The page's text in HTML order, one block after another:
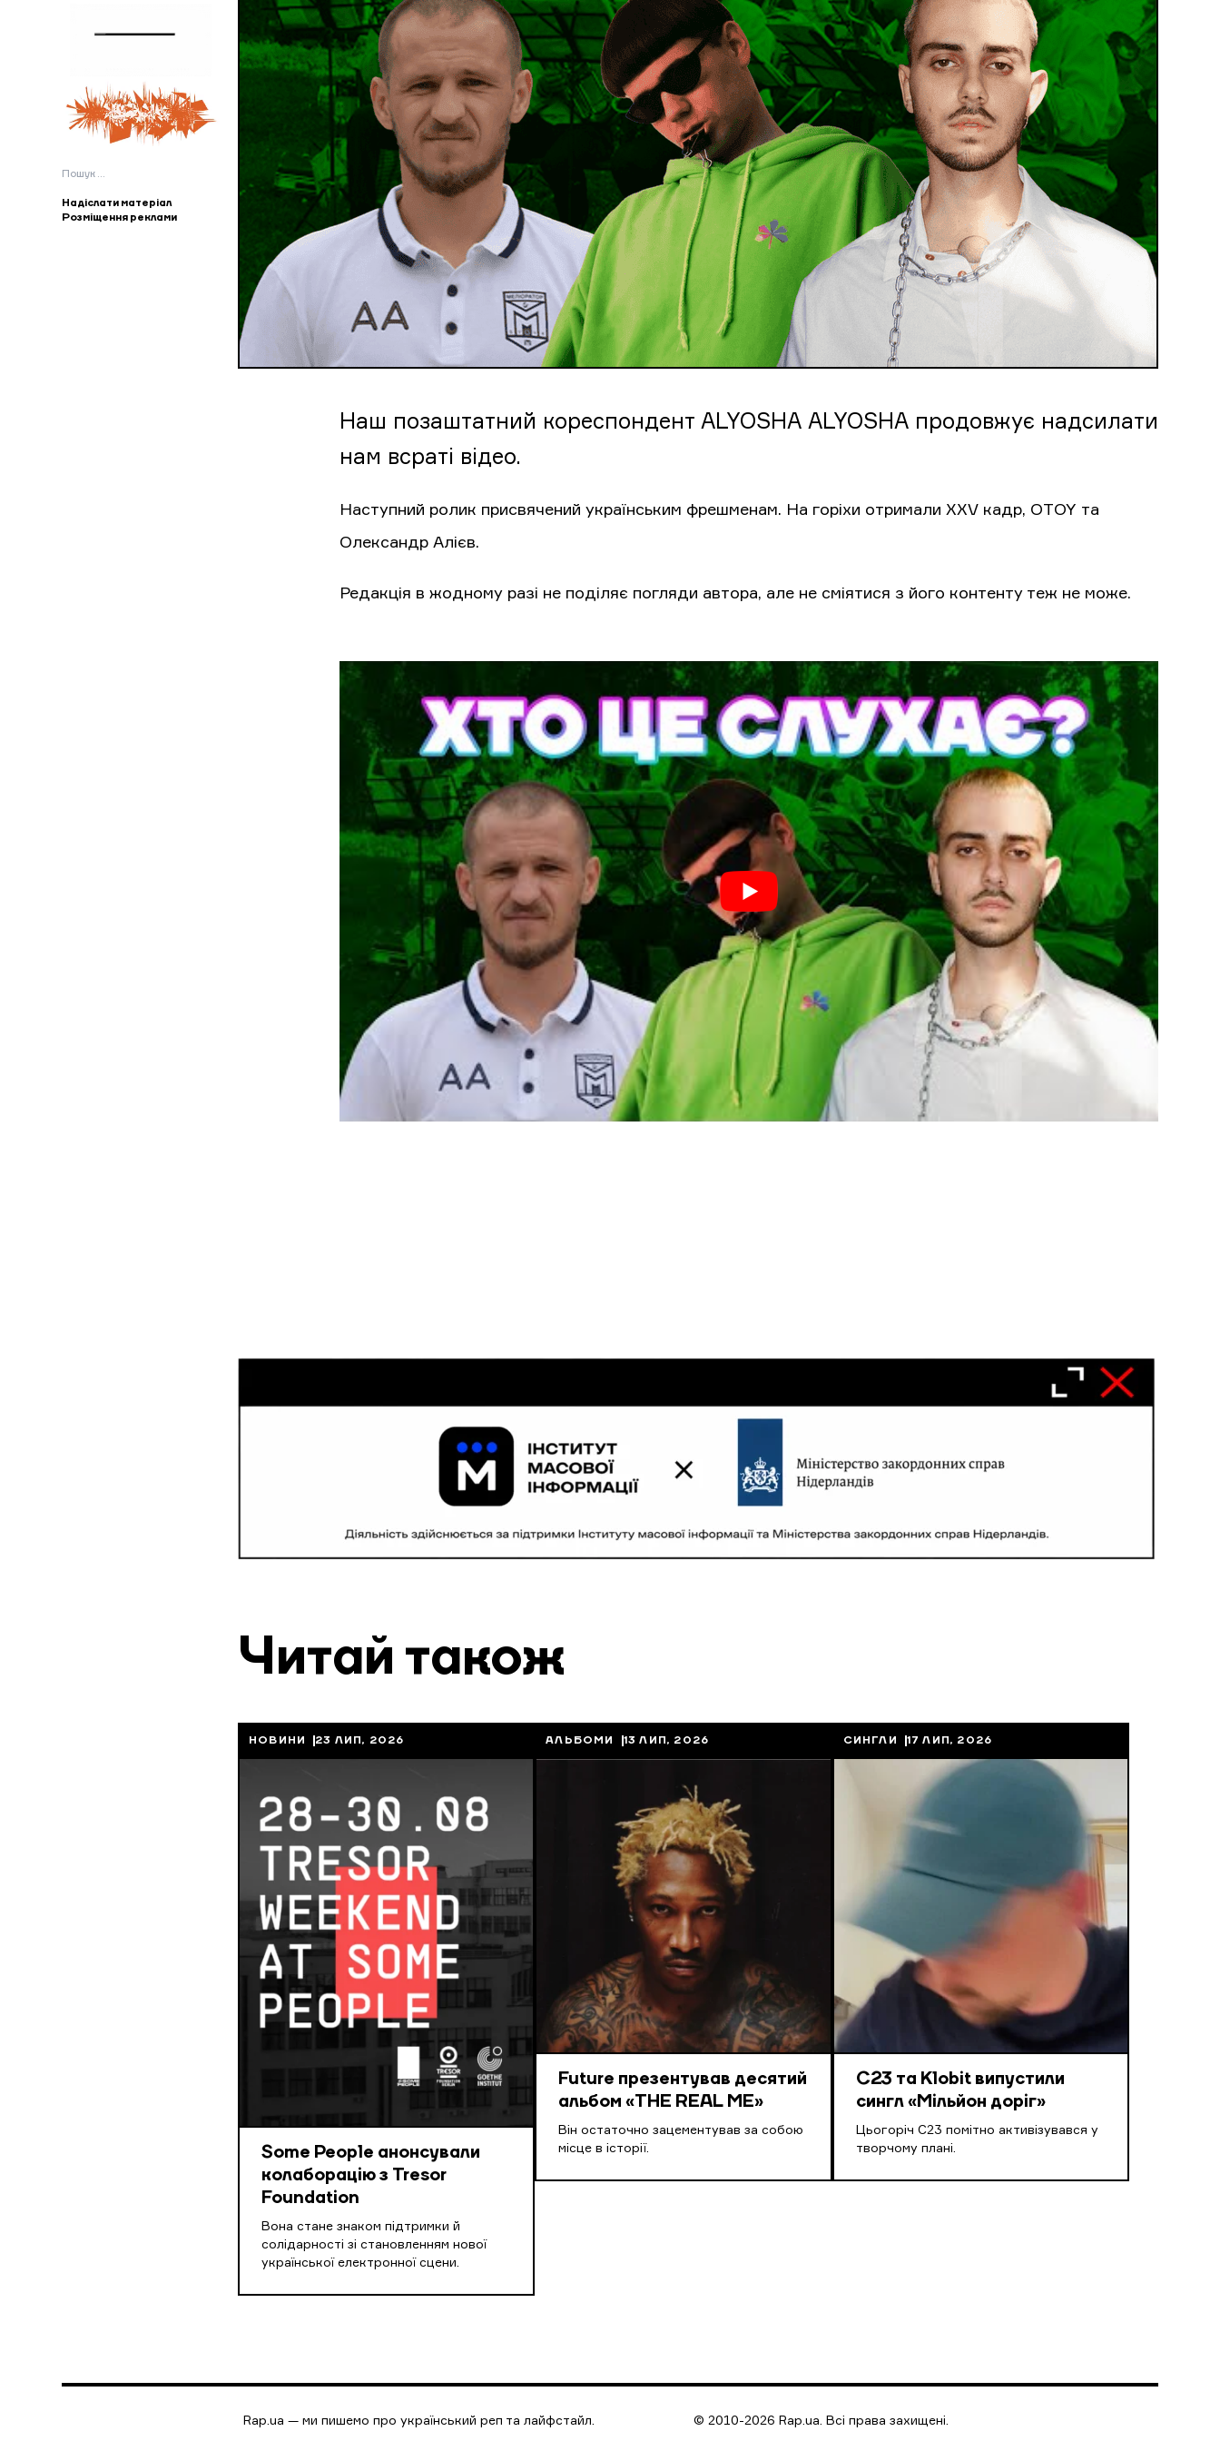
Пошук:
Надіслати матеріал
Розміщення реклами
Наш позаштатний кореспондент ALYOSHA ALYOSHA продовжує надсилати
нам всраті відео.
Наступний ролик присвячений українським фрешменам. На горіхи отримали XXV кадр, OTOY та
Олександр Алієв.
Редакція в жодному разі не поділяє погляди автора, але не сміятися з його контенту теж не може.
Читай також
НОВИНИ 23 ЛИП, 2026
Some People анонсували
колаборацію з Tresor
Foundation
Вона стане знаком підтримки й
солідарності зі становленням нової
української електронної сцени.
АЛЬБОМИ 13 ЛИП, 2026
Future презентував десятий
альбом «THE REAL ME»
Він остаточно зацементував за собою
місце в історії.
СИНГЛИ 17 ЛИП, 2026
С23 та Klobit випустили
сингл «Мільйон доріг»
Цьогоріч С23 помітно активізувався у
творчому плані.
Rap.ua — ми пишемо про український реп та лайфстайл. © 2010-2026 Rap.ua. Всі права захищені.